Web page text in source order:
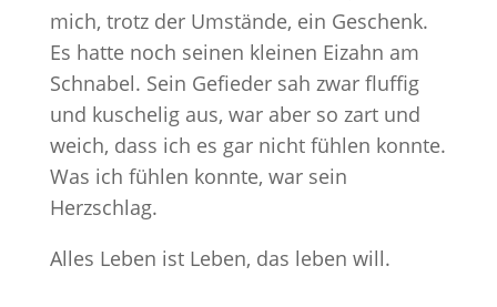
mich, trotz der Umstände, ein Geschenk.
Es hatte noch seinen kleinen Eizahn am
Schnabel. Sein Gefieder sah zwar fluffig
und kuschelig aus, war aber so zart und
weich, dass ich es gar nicht fühlen konnte.
Was ich fühlen konnte, war sein
Herzschlag.
Alles Leben ist Leben, das leben will.